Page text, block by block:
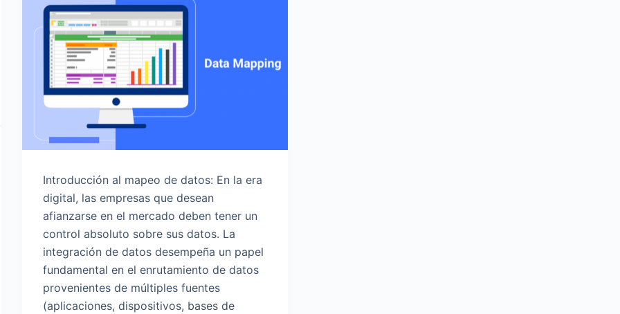
Introducción al mapeo de datos: En la era
digital, las empresas que desean
afianzarse en el mercado deben tener un
control absoluto sobre sus datos. La
integración de datos desempeña un papel
fundamental en el enrutamiento de datos
provenientes de múltiples fuentes
(aplicaciones, dispositivos, bases de